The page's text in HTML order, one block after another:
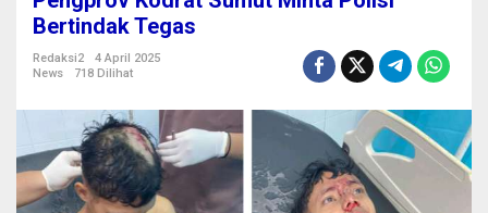
T
a
D
e
r
a
j
Bertindak Tegas
Redaksi2
4 April 2025
News
718 Dilihat